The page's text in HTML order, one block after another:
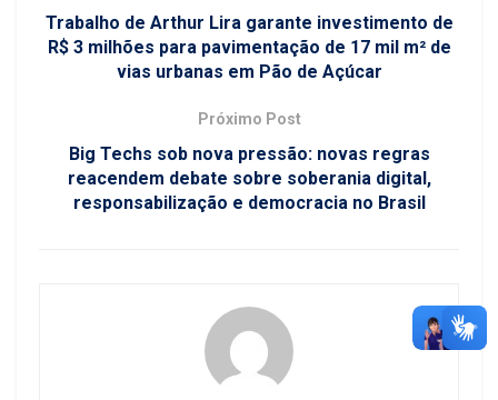
Trabalho de Arthur Lira garante investimento de
R$ 3 milhões para pavimentação de 17 mil m² de
vias urbanas em Pão de Açúcar
Próximo Post
Big Techs sob nova pressão: novas regras
reacendem debate sobre soberania digital,
responsabilização e democracia no Brasil